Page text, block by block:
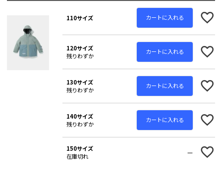
110サイズ カートに入れる
120サイズ
残りわずか
カートに入れる
130サイズ
残りわずか
カートに入れる
140サイズ
残りわずか
カートに入れる
150サイズ
在庫切れ
—